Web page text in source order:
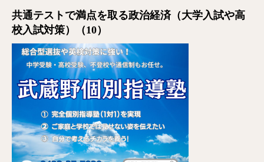
共通テストで満点を取る政治経済（大学入試や高
校入試対策）（10）